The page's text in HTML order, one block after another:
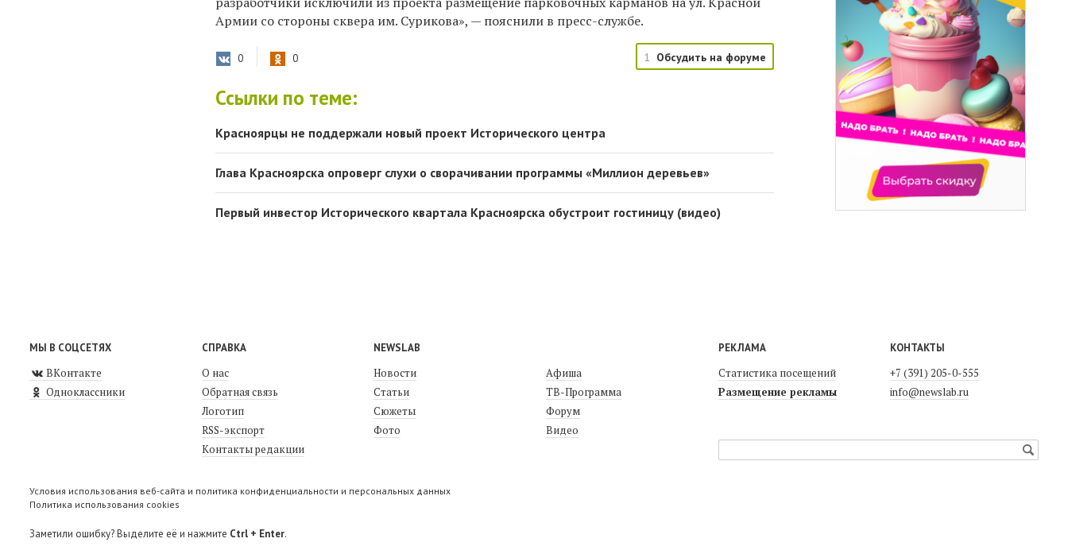
Армии со стороны сквера им. Сурикова», — пояснили в пресс-службе.
0 0 1 Обсудить на форуме
Ссылки по теме:
Красноярцы не поддержали новый проект Исторического центра
Глава Красноярска опроверг слухи о сворачивании программы «Миллион деревьев»
Первый инвестор Исторического квартала Красноярска обустроит гостиницу (видео)
МЫ В СОЦСЕТЯХ
ВКонтакте
Одноклассники
СПРАВКА
О нас
Обратная связь
Логотип
RSS-экспорт
Контакты редакции
NEWSLAB
Новости
Статьи
Сюжеты
Фото
Афиша
ТВ-Программа
Форум
Видео
РЕКЛАМА
Статистика посещений
Размещение рекламы
КОНТАКТЫ
+7 (391) 205-0-555
info@newslab.ru
Условия использования веб-сайта и политика конфиденциальности и персональных данных
Политика использования cookies
Заметили ошибку? Выделите её и нажмите Ctrl + Enter.